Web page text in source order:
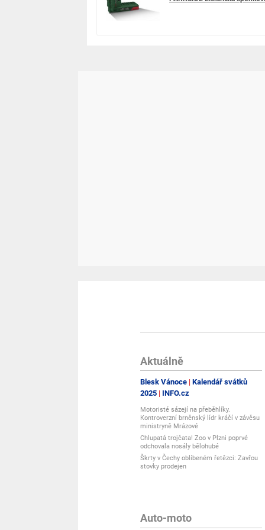
Aktuálně
Blesk Vánoce Kalendář svátků
2025
INFO.cz
Motoristé sázejí na přeběhlíky.
Kontroverzní brněnský lídr kráčí v závěsu
ministryně Mrázové
Chlupatá trojčata! Zoo v Plzni poprvé
odchovala nosály bělohubé
Škrty v Čechy oblíbeném řetězci: Zavřou
stovky prodejen
Auto-moto